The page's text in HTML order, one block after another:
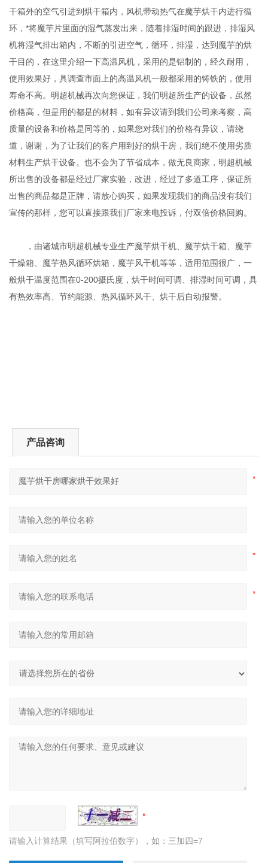
干箱外的空气引进到烘干箱内，风机带动热气在魔芋烘干内进行循
环，*将魔芋片里面的湿气蒸发出来，随着排湿时间的跟进，排湿风
机将湿气排出箱内，不断的引进空气，循环，排湿，达到魔芋的烘
干目的，在这里介绍一下高温风机，采用的是铝制的，经久耐用，
使用效果好，具调查市面上的高温风机一般都采用的铸铁的，使用
寿命不高。明超机械再次向您保证，我们明超所生产的设备，虽然
价格高，但是用的都是的材料，如有异议请到我们公司来考察，高
质量的设备和价格是同等的，如果您对我们的价格有异议，请绕
道，谢谢，为了让我们的客户用到好的烘干房，我们绝不使用劣质
材料生产烘干设备。也不会为了节省成本，做无良商家，明超机械
所出售的设备都是经过厂家实验，改进，经过了多道工序，保证所
出售的商品都是正牌，请放心购买，如果发现我们的商品没有我们
宣传的那样，您可以直接跟我们厂家来电投诉，付双倍价格回购。
，由诸城市明超机械专业生产魔芋烘干机、魔芋烘干箱、魔芋
干燥箱、魔芋热风循环烘箱，魔芋风干机等等，适用范围很广，一
般烘干温度范围在0-200摄氏度，烘干时间可调、排湿时间可调，具
有热效率高、节约能源、热风循环风干、烘干后自动报警。
产品咨询
请输入计算结果（填写阿拉伯数字），如：三加四=7